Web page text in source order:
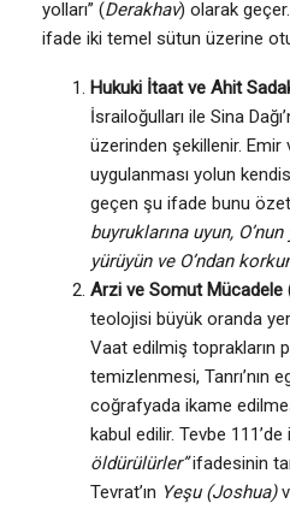
yolları” (Derakhav) olarak
ifade iki temel sütun üzerine
Hukuki İtaat ve Ahit
İsrailoğulları ile Sina
üzerinden şekillenir. Emir
uygulanması yolun
geçen şu ifade bunu
buyruklarına uyun,
yürüyün ve O’ndan
Arzi ve Somut Mücadele
teolojisi büyük oranda
Vaat edilmiş toprakların
temizlenmesi, Tanrı’nın
coğrafyada ikame
kabul edilir. Tevbe
öldürülürler”ifadesinin
Tevrat’ın Yeşu (Joshua)